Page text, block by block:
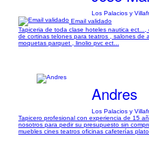
Los Palacios y
Email validado
Tapiceria de toda clase hoteles nautica
de cortinas telones para teatros , salones de
moquetas parquet , linolio pvc ect...
Andres
Los Palacios y
Tapicero profesional con experiencia de 15
nosotros para pedir su presupuesto sin
muebles cines teatros oficinas cafeterías